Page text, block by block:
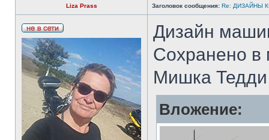
Liza Prass Заголовок сообщения: Re: ДИЗАЙНЫ
Дизайн
Сохранено
Мишка Тедди
Вложение: